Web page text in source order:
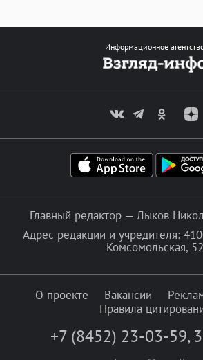
Информационное
Главный редактор — Лыков
Адрес редакции и учредителя:
Комсомольская, 52
О проекте Вакансии
Правила
+7 (8452) 23-03-59,